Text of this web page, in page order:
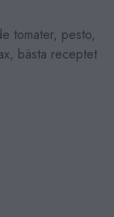
tomater, pesto,
bästa receptet